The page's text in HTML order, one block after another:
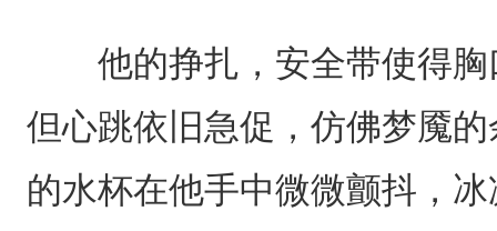
他的挣扎，安全带使得胸
但心跳依旧急促，仿佛梦魇
的水杯在他手中微微颤抖，